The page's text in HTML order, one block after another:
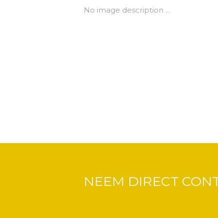
No image description ...
NEEM DIRECT